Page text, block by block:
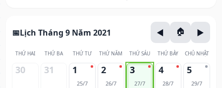
Lịch Tháng 9 Năm 2021
THỨ HAI THỨ BA THỨ TƯ THỨ NĂM THỨ SÁU THỨ BẢY CHỦ NHẬT
30 31 1
25/7
2
26/7
3
27/7
4
28/7
5
29/7